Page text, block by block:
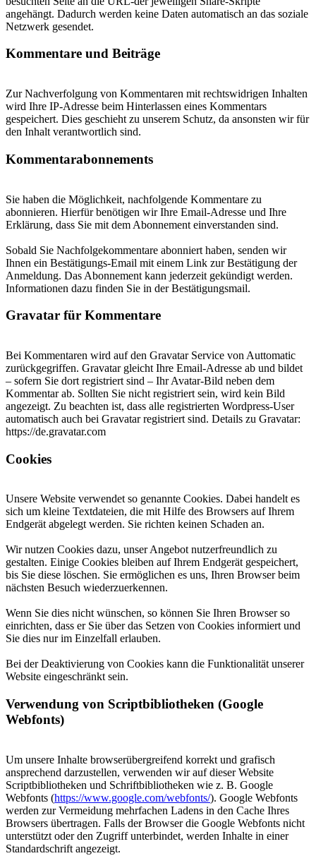
angehängt. Dadurch werden keine Daten automatisch an das soziale
Netzwerk gesendet.
Kommentare und Beiträge
Zur Nachverfolgung von Kommentaren mit rechtswidrigen Inhalten
wird Ihre IP-Adresse beim Hinterlassen eines Kommentars
gespeichert. Dies geschieht zu unserem Schutz, da ansonsten wir für
den Inhalt verantwortlich sind.
Kommentarabonnements
Sie haben die Möglichkeit, nachfolgende Kommentare zu
abonnieren. Hierfür benötigen wir Ihre Email-Adresse und Ihre
Erklärung, dass Sie mit dem Abonnement einverstanden sind.
Sobald Sie Nachfolgekommentare abonniert haben, senden wir
Ihnen ein Bestätigungs-Email mit einem Link zur Bestätigung der
Anmeldung. Das Abonnement kann jederzeit gekündigt werden.
Informationen dazu finden Sie in der Bestätigungsmail.
Gravatar für Kommentare
Bei Kommentaren wird auf den Gravatar Service von Auttomatic
zurückgegriffen. Gravatar gleicht Ihre Email-Adresse ab und bildet
– sofern Sie dort registriert sind – Ihr Avatar-Bild neben dem
Kommentar ab. Sollten Sie nicht registriert sein, wird kein Bild
angezeigt. Zu beachten ist, dass alle registrierten Wordpress-User
automatisch auch bei Gravatar registriert sind. Details zu Gravatar:
https://de.gravatar.com
Cookies
Unsere Website verwendet so genannte Cookies. Dabei handelt es
sich um kleine Textdateien, die mit Hilfe des Browsers auf Ihrem
Endgerät abgelegt werden. Sie richten keinen Schaden an.
Wir nutzen Cookies dazu, unser Angebot nutzerfreundlich zu
gestalten. Einige Cookies bleiben auf Ihrem Endgerät gespeichert,
bis Sie diese löschen. Sie ermöglichen es uns, Ihren Browser beim
nächsten Besuch wiederzuerkennen.
Wenn Sie dies nicht wünschen, so können Sie Ihren Browser so
einrichten, dass er Sie über das Setzen von Cookies informiert und
Sie dies nur im Einzelfall erlauben.
Bei der Deaktivierung von Cookies kann die Funktionalität unserer
Website eingeschränkt sein.
Verwendung von Scriptbibliotheken (Google
Webfonts)
Um unsere Inhalte browserübergreifend korrekt und grafisch
ansprechend darzustellen, verwenden wir auf dieser Website
Scriptbibliotheken und Schriftbibliotheken wie z. B. Google
Webfonts (https://www.google.com/webfonts/). Google Webfonts
werden zur Vermeidung mehrfachen Ladens in den Cache Ihres
Browsers übertragen. Falls der Browser die Google Webfonts nicht
unterstützt oder den Zugriff unterbindet, werden Inhalte in einer
Standardschrift angezeigt.